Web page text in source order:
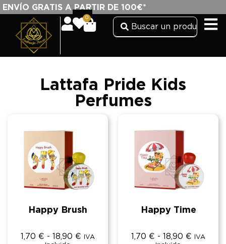
ENVÍO GRATIS A PARTIR DE 100€*
0
Lattafa Pride Kids
Perfumes
Happy Brush
1,70 € - 18,90 €
IVA
Happy Time
1,70 € - 18,90 €
IVA